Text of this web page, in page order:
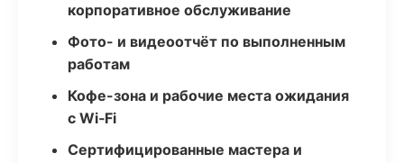
корпоративное обслуживание
Фото- и видеоотчёт по выполненным
работам
Кофе-зона и рабочие места ожидания
с Wi‑Fi
Сертифицированные мастера и